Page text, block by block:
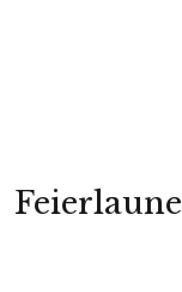
Feierlaune